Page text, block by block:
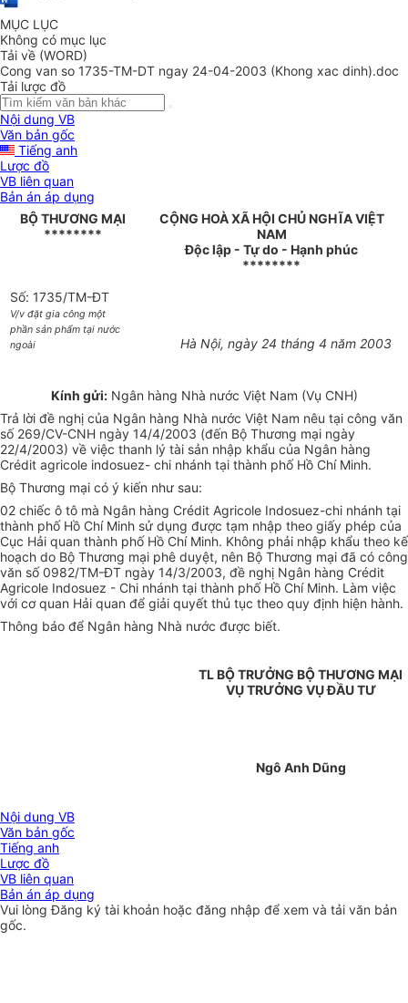
MỤC LỤC
Không có mục lục
Tải về (WORD)
Cong van so 1735-TM-DT ngay 24-04-2003 (Khong xac dinh).doc
Tải lược đồ
Nội dung VB
Văn bản gốc
Tiếng anh
Lược đồ
VB liên quan
Bản án áp dụng
BỘ THƯƠNG MẠI
********
CỘNG HOÀ XÃ HỘI CHỦ NGHĨA VIỆT
NAM
Độc lập - Tự do - Hạnh phúc
********
Số: 1735/TM-ĐT
V/v đặt gia công một
phần sản phẩm tại nước
ngoài
Hà Nội, ngày 24 tháng 4 năm 2003
Kính gửi:Ngân hàng Nhà nước Việt Nam (Vụ CNH)
Trả lời đề nghị của Ngân hàng Nhà nước Việt Nam nêu tại công văn
số 269/CV-CNH ngày 14/4/2003 (đến Bộ Thương mại ngày
22/4/2003) về việc thanh lý tài sản nhập khẩu của Ngân hàng
Crédit agricole indosuez- chi nhánh tại thành phố Hồ Chí Minh.
Bộ Thương mại có ý kiến như sau:
02 chiếc ô tô mà Ngân hàng Crédit Agricole Indosuez-chi nhánh tại
thành phố Hồ Chí Minh sử dụng được tạm nhập theo giấy phép của
Cục Hải quan thành phố Hồ Chí Minh. Không phải nhập khẩu theo kế
hoạch do Bộ Thương mại phê duyệt, nên Bộ Thương mại đã có công
văn số 0982/TM-ĐT ngày 14/3/2003, đề nghị Ngân hàng Crédit
Agricole Indosuez - Chi nhánh tại thành phố Hồ Chí Minh. Làm việc
với cơ quan Hải quan để giải quyết thủ tục theo quy định hiện hành.
Thông báo để Ngân hàng Nhà nước được biết.
TL BỘ TRƯỞNG BỘ THƯƠNG MẠI
VỤ TRƯỞNG VỤ ĐẦU TƯ
Ngô Anh Dũng
Nội dung VB
Văn bản gốc
Tiếng anh
Lược đồ
VB liên quan
Bản án áp dụng
Vui lòngĐăng ký tài khoản hoặc đăng nhập để xem và tải văn bản
gốc.